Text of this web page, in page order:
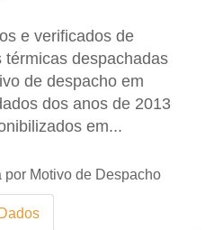
e verificados de
térmicas despachadas
de despacho em
dos anos de 2013
em...
por Motivo de Despacho